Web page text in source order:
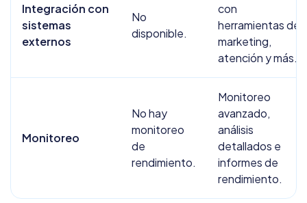
Integración con
sistemas
externos
No
disponible.
con
herramientas de
marketing,
atención y más.
Monitoreo
No hay
monitoreo
de
rendimiento.
Monitoreo
avanzado,
análisis
detallados e
informes de
rendimiento.